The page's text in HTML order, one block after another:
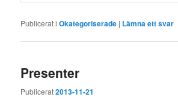
Publicerat i Okategoriserade | Lämna ett svar
Presenter
Publicerat2013-11-21